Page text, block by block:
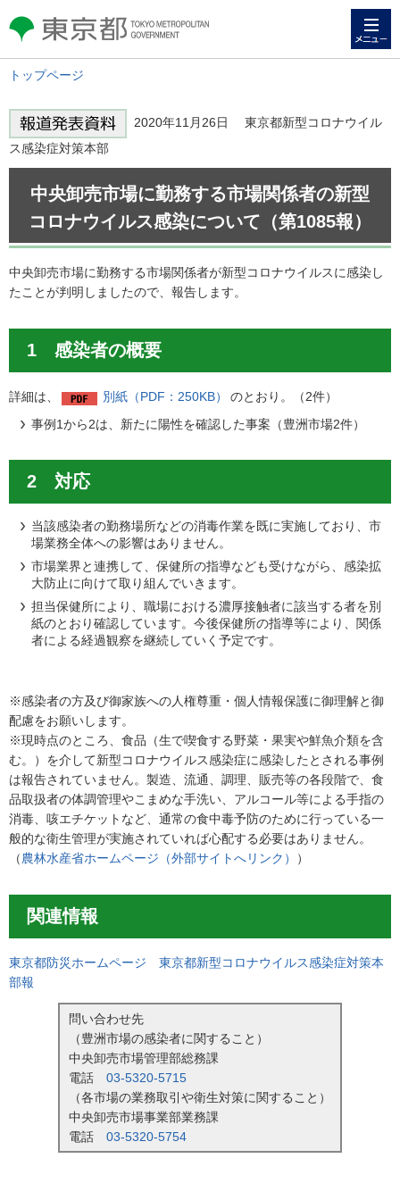
東京都 TOKYO METROPOLITAN
GOVERNMENT
トップページ
2020年11月26日 東京都新型コロナウイル
ス感染症対策本部
中央卸売市場に勤務する市場関係者の新型
コロナウイルス感染について（第1085報）
中央卸売市場に勤務する市場関係者が新型コロナウイルスに感染し
たことが判明しましたので、報告します。
1 感染者の概要
詳細は、 別紙（PDF：250KB）
のとおり。（2件）
事例1から2は、新たに陽性を確認した事案（豊洲市場2件）
2 対応
当該感染者の勤務場所などの消毒作業を既に実施しており、市
場業務全体への影響はありません。
市場業界と連携して、保健所の指導なども受けながら、感染拡
大防止に向けて取り組んでいきます。
担当保健所により、職場における濃厚接触者に該当する者を別
紙のとおり確認しています。今後保健所の指導等により、関係
者による経過観察を継続していく予定です。
※感染者の方及び御家族への人権尊重・個人情報保護に御理解と御
配慮をお願いします。
※現時点のところ、食品（生で喫食する野菜・果実や鮮魚介類を含
む。）を介して新型コロナウイルス感染症に感染したとされる事例
は報告されていません。製造、流通、調理、販売等の各段階で、食
品取扱者の体調管理やこまめな手洗い、アルコール等による手指の
消毒、咳エチケットなど、通常の食中毒予防のために行っている一
般的な衛生管理が実施されていれば心配する必要はありません。
（農林水産省ホームページ（外部サイトへリンク） ）
関連情報
東京都防災ホームページ 東京都新型コロナウイルス感染症対策本
部報
問い合わせ先
（豊洲市場の感染者に関すること）
中央卸売市場管理部総務課
電話 03-5320-5715
（各市場の業務取引や衛生対策に関すること）
中央卸売市場事業部業務課
電話 03-5320-5754